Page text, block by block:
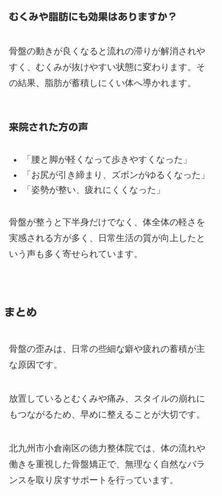
むくみや脂肪にも効果はありますか？
骨盤の動きが良くなると流れの滞りが解消されや
すく、むくみが抜けやすい状態に変わります。そ
の結果、脂肪が蓄積しにくい体へ導かれます。
来院された方の声
「腰と脚が軽くなって歩きやすくなった」
「お尻が引き締まり、ズボンがゆるくなった」
「姿勢が整い、疲れにくくなった」
骨盤が整うと下半身だけでなく、体全体の軽さを
実感される方が多く、日常生活の質が向上したと
いう声も多く寄せられています。
まとめ
骨盤の歪みは、日常の些細な癖や疲れの蓄積が主
な原因です。
放置しているとむくみや痛み、スタイルの崩れに
もつながるため、早めに整えることが大切です。
北九州市小倉南区の徳力整体院では、体の流れや
働きを重視した骨盤矯正で、無理なく自然なバラ
ンスを取り戻すサポートを行っています。